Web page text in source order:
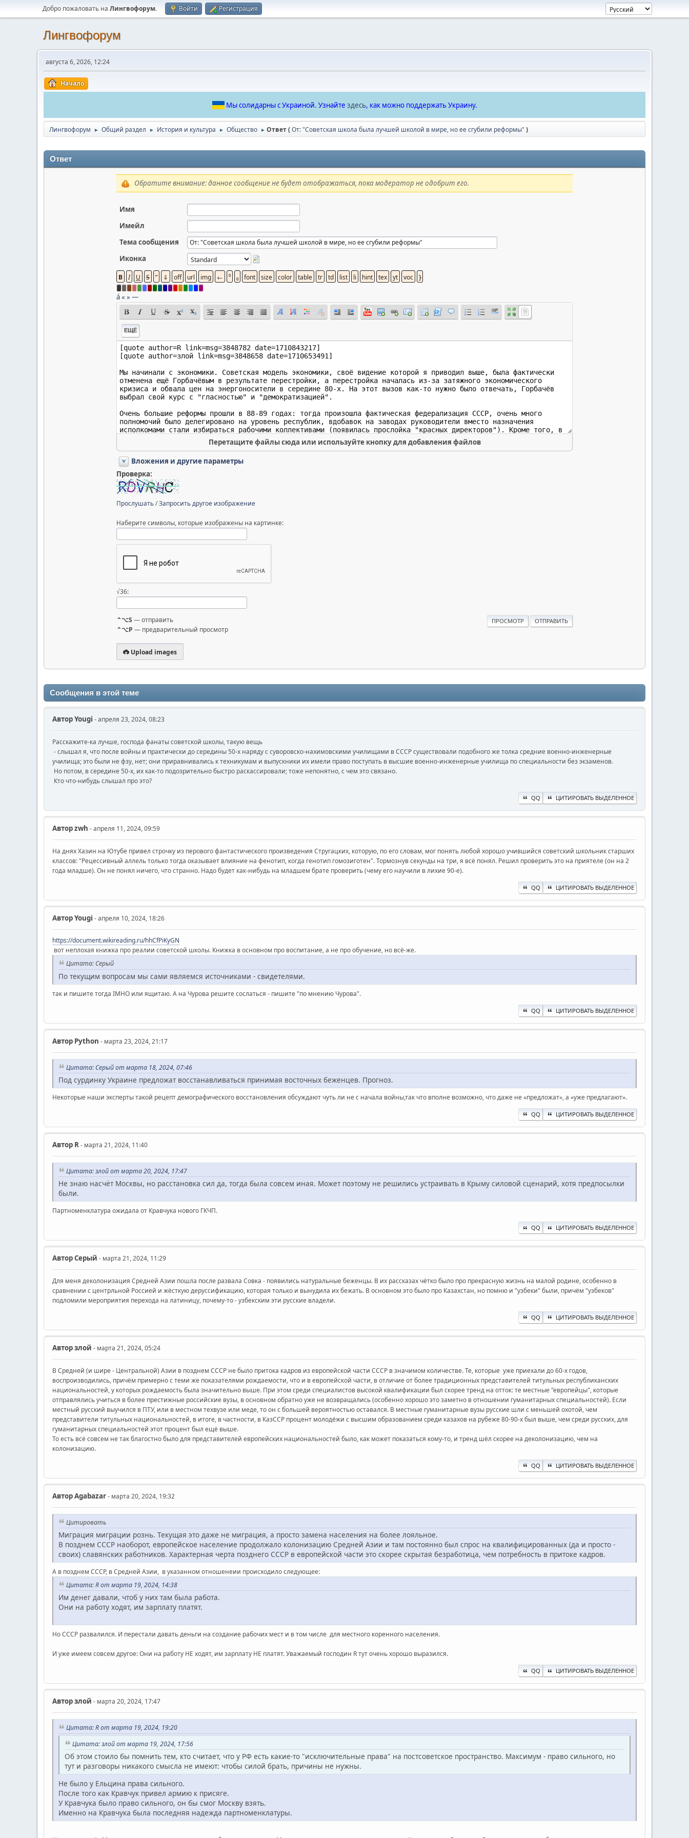
Добро пожаловать на Лингвофорум. Войти Регистрация
Лингвофорум
августа 6, 2026, 12:24
Начало
Мы солидарны с Украиной. Узнайте здесь, как можно поддержать Украину.
Лингвофорум ► Общий раздел ► История и культура ► Общество ► Ответ (От: "Советская школа была лучшей школой в мире, но ее сгубили реформы" )
Ответ
Обратите внимание: данное сообщение не будет отображаться, пока модератор не одобрит его.
Имя
Имейл
Тема сообщения
Иконка
á« »—
ЕЩЁ
Перетащите файлы сюда или используйте кнопку для добавления файлов
Вложения и другие параметры
Проверка:
Прослушать/Запросить другое изображение
Наберите символы, которые изображены на картинке:
√36:
⌃⌥S — отправить
⌃⌥P — предварительный просмотр
Upload images
Сообщения в этой теме
АвторYougi - апреля 23, 2024, 08:23
Расскажите-ка лучше, господа фанаты советской школы, такую вещь
- слышал я, что после войны и практически до середины 50-х наряду с суворовско-нахимовскими училищами в СССР существовали подобного же толка средние военно-инженерные
училища; это были не фзу, нет; они приравнивались к техникумам и выпускники их имели право поступать в высшие военно-инженерные училища по специальности без экзаменов.
Но потом, в середине 50-х, их как-то подозрительно быстро раскассировали; тоже непонятно, с чем это связано.
Кто что-нибудь слышал про это?
QQ ЦИТИРОВАТЬ ВЫДЕЛЕННОЕ
Авторzwh - апреля 11, 2024, 09:59
На днях Хазин на Ютубе привел строчку из перового фантастического произведения Стругацких, которую, по его словам, мог понять любой хорошо учившийся советский школьник старших
классов: "Рецессивный аллель только тогда оказывает влияние на фенотип, когда генотип гомозиготен". Тормознув секунды на три, я всё понял. Решил проверить это на приятеле (он на 2
года младше). Он не понял ничего, что странно. Надо будет как-нибудь на младшем брате проверить (чему его научили в лихие 90-е).
QQ ЦИТИРОВАТЬ ВЫДЕЛЕННОЕ
АвторYougi - апреля 10, 2024, 18:26
https://document.wikireading.ru/hhCfPiKyGN
вот неплохая книжка про реалии советской школы. Книжка в основном про воспитание, а не про обучение, но всё-же.
Цитата: Серый
По текущим вопросам мы сами являемся источниками - свидетелями.
так и пишите тогда IMHO или ящитаю. А на Чурова решите сослаться - пишите "по мнению Чурова".
QQ ЦИТИРОВАТЬ ВЫДЕЛЕННОЕ
Автор Python - марта 23, 2024, 21:17
Цитата: Серый от марта 18, 2024, 07:46
Под сурдинку Украине предложат восстанавливаться принимая восточных беженцев. Прогноз.
Некоторые наши эксперты такой рецепт демографического восстановления обсуждают чуть ли не с начала войны,так что вполне возможно, что даже не «предложат», а «уже предлагают».
QQ ЦИТИРОВАТЬ ВЫДЕЛЕННОЕ
Автор R- марта 21, 2024, 11:40
Цитата: злой от марта 20, 2024, 17:47
Не знаю насчёт Москвы, но расстановка сил да, тогда была совсем иная. Может поэтому не решились устраивать в Крыму силовой сценарий, хотя предпосылки
были.
Партноменклатура ожидала от Кравчука нового ГКЧП.
QQ ЦИТИРОВАТЬ ВЫДЕЛЕННОЕ
АвторСерый - марта 21, 2024, 11:29
Для меня деколонизация Средней Азии пошла после развала Совка - появились натуральные беженцы. В их рассказах чётко было про прекрасную жизнь на малой родине, особенно в
сравнении с центрльной Россией и жёсткую деруссификацию, которая только и вынудила их бежать. В основном это было про Казахстан, но помню и "узбеки" были, причём "узбеков"
подломили мероприятия перехода на латиницу, почему-то - узбекским эти русские владели.
QQ ЦИТИРОВАТЬ ВЫДЕЛЕННОЕ
Авторзлой - марта 21, 2024, 05:24
В Средней (и шире - Центральной) Азии в позднем СССР не было притока кадров из европейской части СССР в значимом количестве. Те, которые уже приехали до 60-х годов,
воспроизводились, причём примерно с теми же показателями рождаемости, что и в европейской части, в отличие от более традиционных представителей титульных республиканских
национальностей, у которых рождаемость была значительно выше. При этом среди специалистов высокой квалификации был скорее тренд на отток: те местные "европейцы", которые
отправлялись учиться в более престижные российские вузы, в основном обратно уже не возвращались (особенно хорошо это заметно в отношении гуманитарных специальностей). Если
местный русский выучился в ПТУ, или в местном техвузе или меде, то он с большей вероятностью оставался. В местные гуманитарные вузы русские шли с меньшей охотой, чем
представители титульных национальностей, в итоге, в частности, в КазССР процент молодёжи с высшим образованием среди казахов на рубеже 80-90-х был выше, чем среди русских, для
гуманитарных специальностей этот процент был ещё выше.
То есть всё совсем не так благостно было для представителей европейских национальностей было, как может показаться кому-то, и тренд шёл скорее на деколонизацию, чем на
колонизацию.
QQ ЦИТИРОВАТЬ ВЫДЕЛЕННОЕ
АвторAgabazar- марта 20, 2024, 19:32
Цитировать
Миграция миграции рознь. Текущая это даже не миграция, а просто замена населения на более лояльное.
В позднем СССР наоборот, европейское население продолжало колонизацию Средней Азии и там постоянно был спрос на квалифицированных (да и просто -
своих) славянских работников. Характерная черта позднего СССР в европейской части это скорее скрытая безработица, чем потребность в притоке кадров.
А в позднем СССР, в Средней Азии, в указанном отношенеии происходило следующее:
Цитата: R от марта 19, 2024, 14:38
Им денег давали, чтоб у них там была работа.
Они на работу ходят, им зарплату платят.
Но СССР развалился. И перестали давать деньги на создание рабочих мест и в том числе для местного коренного населения.
И уже имеем совсем другое: Они на работу НЕ ходят, им зарплату НЕ платят. Уважаемый господин R тут очень хорошо выразился.
QQ ЦИТИРОВАТЬ ВЫДЕЛЕННОЕ
Авторзлой - марта 20, 2024, 17:47
Цитата: R от марта 19, 2024, 19:20
Цитата: злой от марта 19, 2024, 17:56
Об этом стоило бы помнить тем, кто считает, что у РФ есть какие-то "исключительные права" на постсоветское пространство. Максимум - право сильного, но
тут и разговоры никакого смысла не имеют: чтобы силой брать, причины не нужны.
Не было у Ельцина права сильного.
После того как Кравчук привел армию к присяге.
У Кравчука было право сильного, он бы смог Москву взять.
Именно на Кравчука была последняя надежда партноменклатуры.